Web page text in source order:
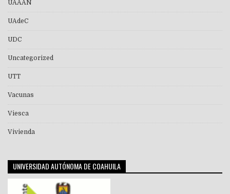
UAAAN
UAdeC
UDC
Uncategorized
UTT
Vacunas
Viesca
Vivienda
UNIVERSIDAD AUTÓNOMA DE COAHUILA